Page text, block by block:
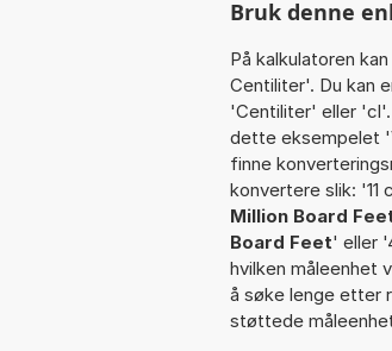
Bruk denne
På kalkulatoren
Centiliter'. Du kan
'Centiliter' eller 'cl'.
dette eksempelet
finne
konvertere slik:
Million Board
Board Feet' eller
hvilken måleenhet
å søke lenge etter
støttede